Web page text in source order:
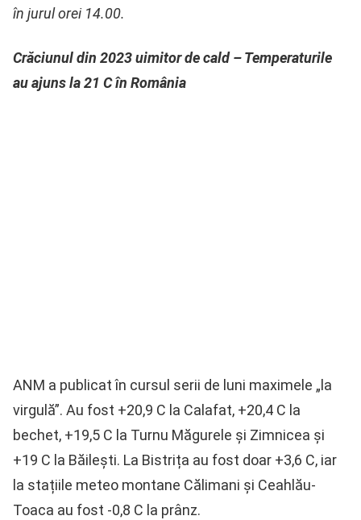
în jurul orei 14.00.
Crăciunul din 2023 uimitor de cald – Temperaturile
au ajuns la 21 C în România
ANM a publicat în cursul serii de luni maximele „la
virgulă”. Au fost +20,9 C la Calafat, +20,4 C la
bechet, +19,5 C la Turnu Măgurele și Zimnicea și
+19 C la Băilești. La Bistrița au fost doar +3,6 C, iar
la stațiile meteo montane Călimani și Ceahlău-
Toaca au fost -0,8 C la prânz.